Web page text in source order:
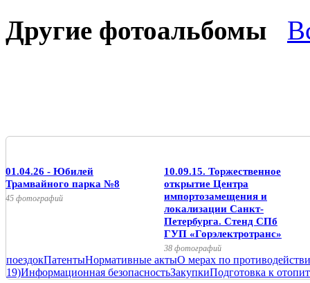
Другие фотоальбомы
01.04.26 - Юбилей
Трамвайного парка №8
45 фотографий
10.09.15. Торжественное
открытие Центра
импортозамещения и
локализации Санкт-
Петербурга. Стенд СПб
ГУП «Горэлектротранс»
38 фотографий
поездокПатентыНормативные актыО мерах по
19)Информационная безопасностьЗакупкиПодготовка к